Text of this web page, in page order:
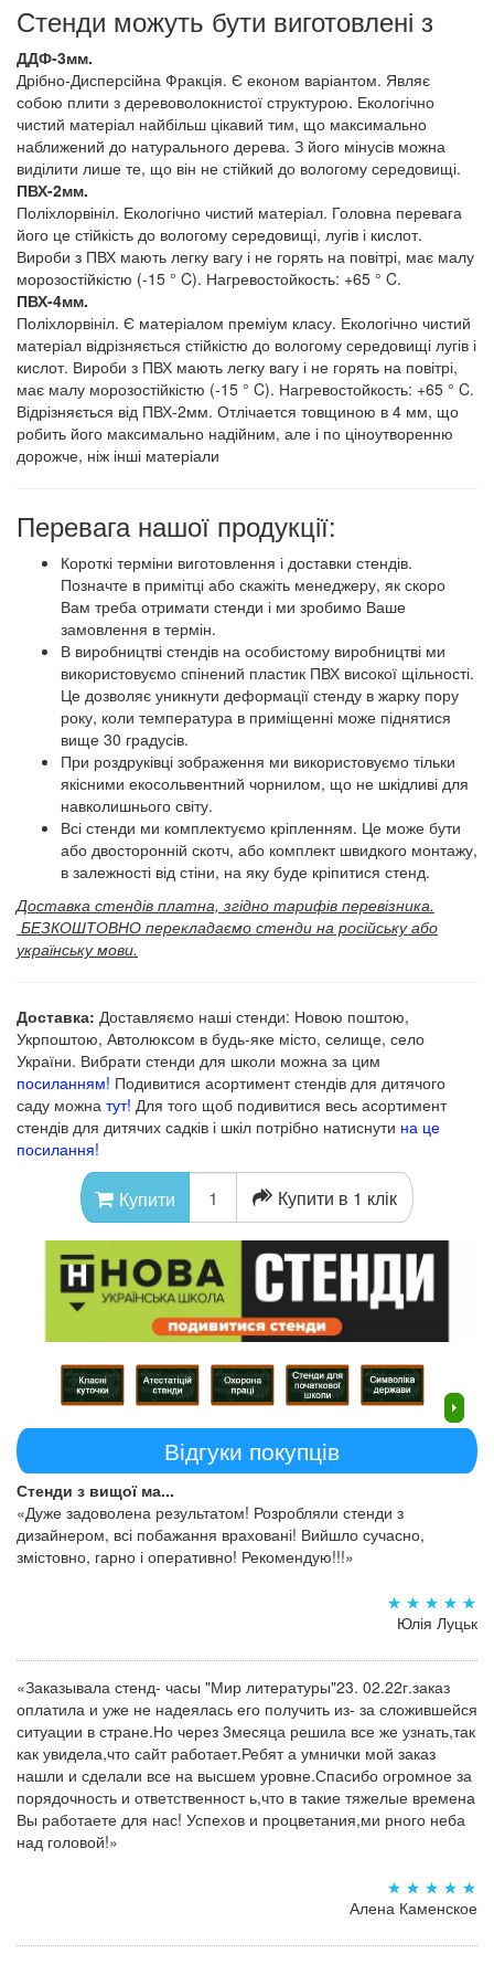
Стенди можуть бути виготовлені з
ДДФ-3мм.
Дрібно-Дисперсійна Фракція. Є економ варіантом. Являє
собою плити з деревоволокнистої структурою. Екологічно
чистий матеріал найбільш цікавий тим, що максимально
наближений до натурального дерева. З його мінусів можна
виділити лише те, що він не стійкий до вологому середовищі.
ПВХ-2мм.
Поліхлорвініл. Екологічно чистий матеріал. Головна перевага
його це стійкість до вологому середовищі, лугів і кислот.
Вироби з ПВХ мають легку вагу і не горять на повітрі, має малу
морозостійкістю (-15 ° C). Нагревостойкость: +65 ° C.
ПВХ-4мм.
Поліхлорвініл. Є матеріалом преміум класу. Екологічно чистий
матеріал відрізняється стійкістю до вологому середовищі лугів і
кислот. Вироби з ПВХ мають легку вагу і не горять на повітрі,
має малу морозостійкістю (-15 ° C). Нагревостойкость: +65 ° C.
Відрізняється від ПВХ-2мм. Отлічается товщиною в 4 мм, що
робить його максимально надійним, але і по ціноутворенню
дорожче, ніж інші матеріали
Перевага нашої продукції:
Короткі терміни виготовлення і доставки стендів.
Позначте в примітці або скажіть менеджеру, як скоро
Вам треба отримати стенди і ми зробимо Ваше
замовлення в термін.
В виробництві стендів на особистому виробництві ми
використовуємо спінений пластик ПВХ високої щільності.
Це дозволяє уникнути деформації стенду в жарку пору
року, коли температура в приміщенні може піднятися
вище 30 градусів.
При роздруківці зображення ми використовуємо тільки
якісними екосольвентний чорнилом, що не шкідливі для
навколишнього світу.
Всі стенди ми комплектуємо кріпленням. Це може бути
або двосторонній скотч, або комплект швидкого монтажу,
в залежності від стіни, на яку буде кріпитися стенд.
Доставка стендів платна, згідно тарифів перевізника.
БЕЗКОШТОВНО перекладаємо стенди на російську або
українську мови.
Доставка: Доставляємо наші стенди: Новою поштою,
Укрпоштою, Автолюксом в будь-яке місто, селище, село
України. Вибрати стенди для школи можна за цим
посиланням! Подивитися асортимент стендів для дитячого
саду можна тут! Для того щоб подивитися весь асортимент
стендів для дитячих садків і шкіл потрібно натиснути на це
посилання!
Купити Купити в 1 клік
Відгуки покупців
Стенди з вищої ма...
«Дуже задоволена результатом! Розробляли стенди з
дизайнером, всі побажання враховані! Вийшло сучасно,
змістовно, гарно і оперативно! Рекомендую!!!»
Юлія Луцьк
«Заказывала стенд- часы "Мир литературы"23. 02.22г.заказ
оплатила и уже не надеялась его получить из- за сложившейся
ситуации в стране.Но через 3месяца решила все же узнать,так
как увидела,что сайт работает.Ребят а умнички мой заказ
нашли и сделали все на высшем уровне.Спасибо огромное за
порядочность и ответственност ь,что в такие тяжелые времена
Вы работаете для нас! Успехов и процветания,ми рного неба
над головой!»
Алена Каменское